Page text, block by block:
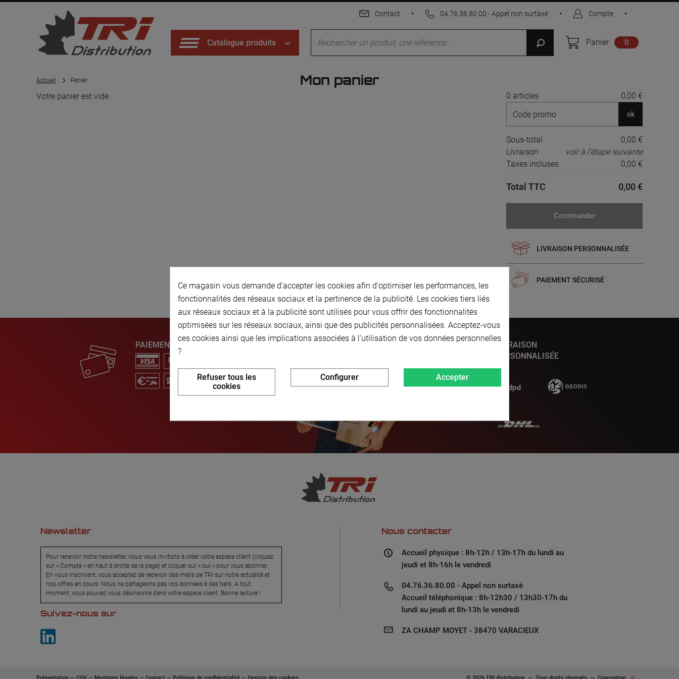
Catalogue produits Panier 0
Contact • 04.76.36.80.00 - Appel non surtaxé • Compte •
Accueil Panier Mon panier
Votre panier est vide. 0 articles 0,00 €
ok
Sous-total
0,00 €
Livraison
voir à l'étape suivante
Taxes incluses
0,00 €
Total TTC 0,00 €
Commander
LIVRAISON PERSONNALISÉE
PAIEMENT SÉCURISÉ
PAIEMENT SÉCURISÉ
LIVRAISON
PERSONNALISÉE
Newsletter
Pour recevoir notre newsletter, nous vous invitons à créer votre espace client (cliquez
sur « Compte » en haut à droite de la page) et cliquer sur « oui » pour vous abonner.
En vous inscrivant, vous acceptez de recevoir des mails de TRI sur notre actualité et
nos offres en cours. Nous ne partageons pas vos données à des tiers. A tout
moment, vous pouvez vous désinscrire dans votre espace client. Bonne lecture !
Suivez-nous sur
Nous contacter
Accueil physique : 8h-12h / 13h-17h du lundi au
jeudi et 8h-16h le vendredi
04.76.36.80.00 - Appel non surtaxé
Accueil téléphonique : 8h-12h30 / 13h30-17h du
lundi au jeudi et 8h-13h le vendredi
ZA CHAMP MOYET - 38470 VARACIEUX
Présentation — CGV — Mentions légales — Contact — Politique de confidentialité — Gestion des cookies © 2026 TRI distribution — Tous droits réservés — Conception
Ce magasin vous demande d'accepter les cookies afin d'optimiser les performances, les
fonctionnalités des réseaux sociaux et la pertinence de la publicité. Les cookies tiers liés
aux réseaux sociaux et à la publicité sont utilisés pour vous offrir des fonctionnalités
optimisées sur les réseaux sociaux, ainsi que des publicités personnalisées. Acceptez-vous
ces cookies ainsi que les implications associées à l'utilisation de vos données personnelles
?
Accepter
Refuser tous les
cookies
Configurer